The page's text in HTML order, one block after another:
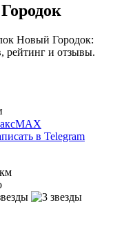
Новый Городок:
рейтинг и отзывы.
MAX